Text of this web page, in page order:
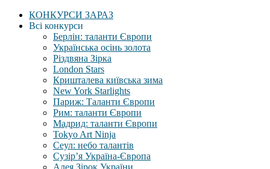
КОНКУРСИ ЗАРАЗ
Всі конкурси
Берлін: таланти Європи
Українська осінь золота
Різдвяна Зірка
London Stars
Кришталева київська зима
New York Starlights
Париж: Таланти Європи
Рим: таланти Європи
Мадрид: таланти Європи
Tokyo Art Ninja
Сеул: небо талантів
Сузір’я Україна-Європа
Алея Зірок України